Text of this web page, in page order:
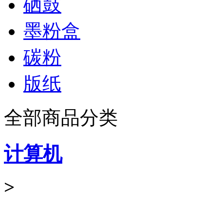
硒鼓
墨粉盒
碳粉
版纸
全部商品分类
计算机
>